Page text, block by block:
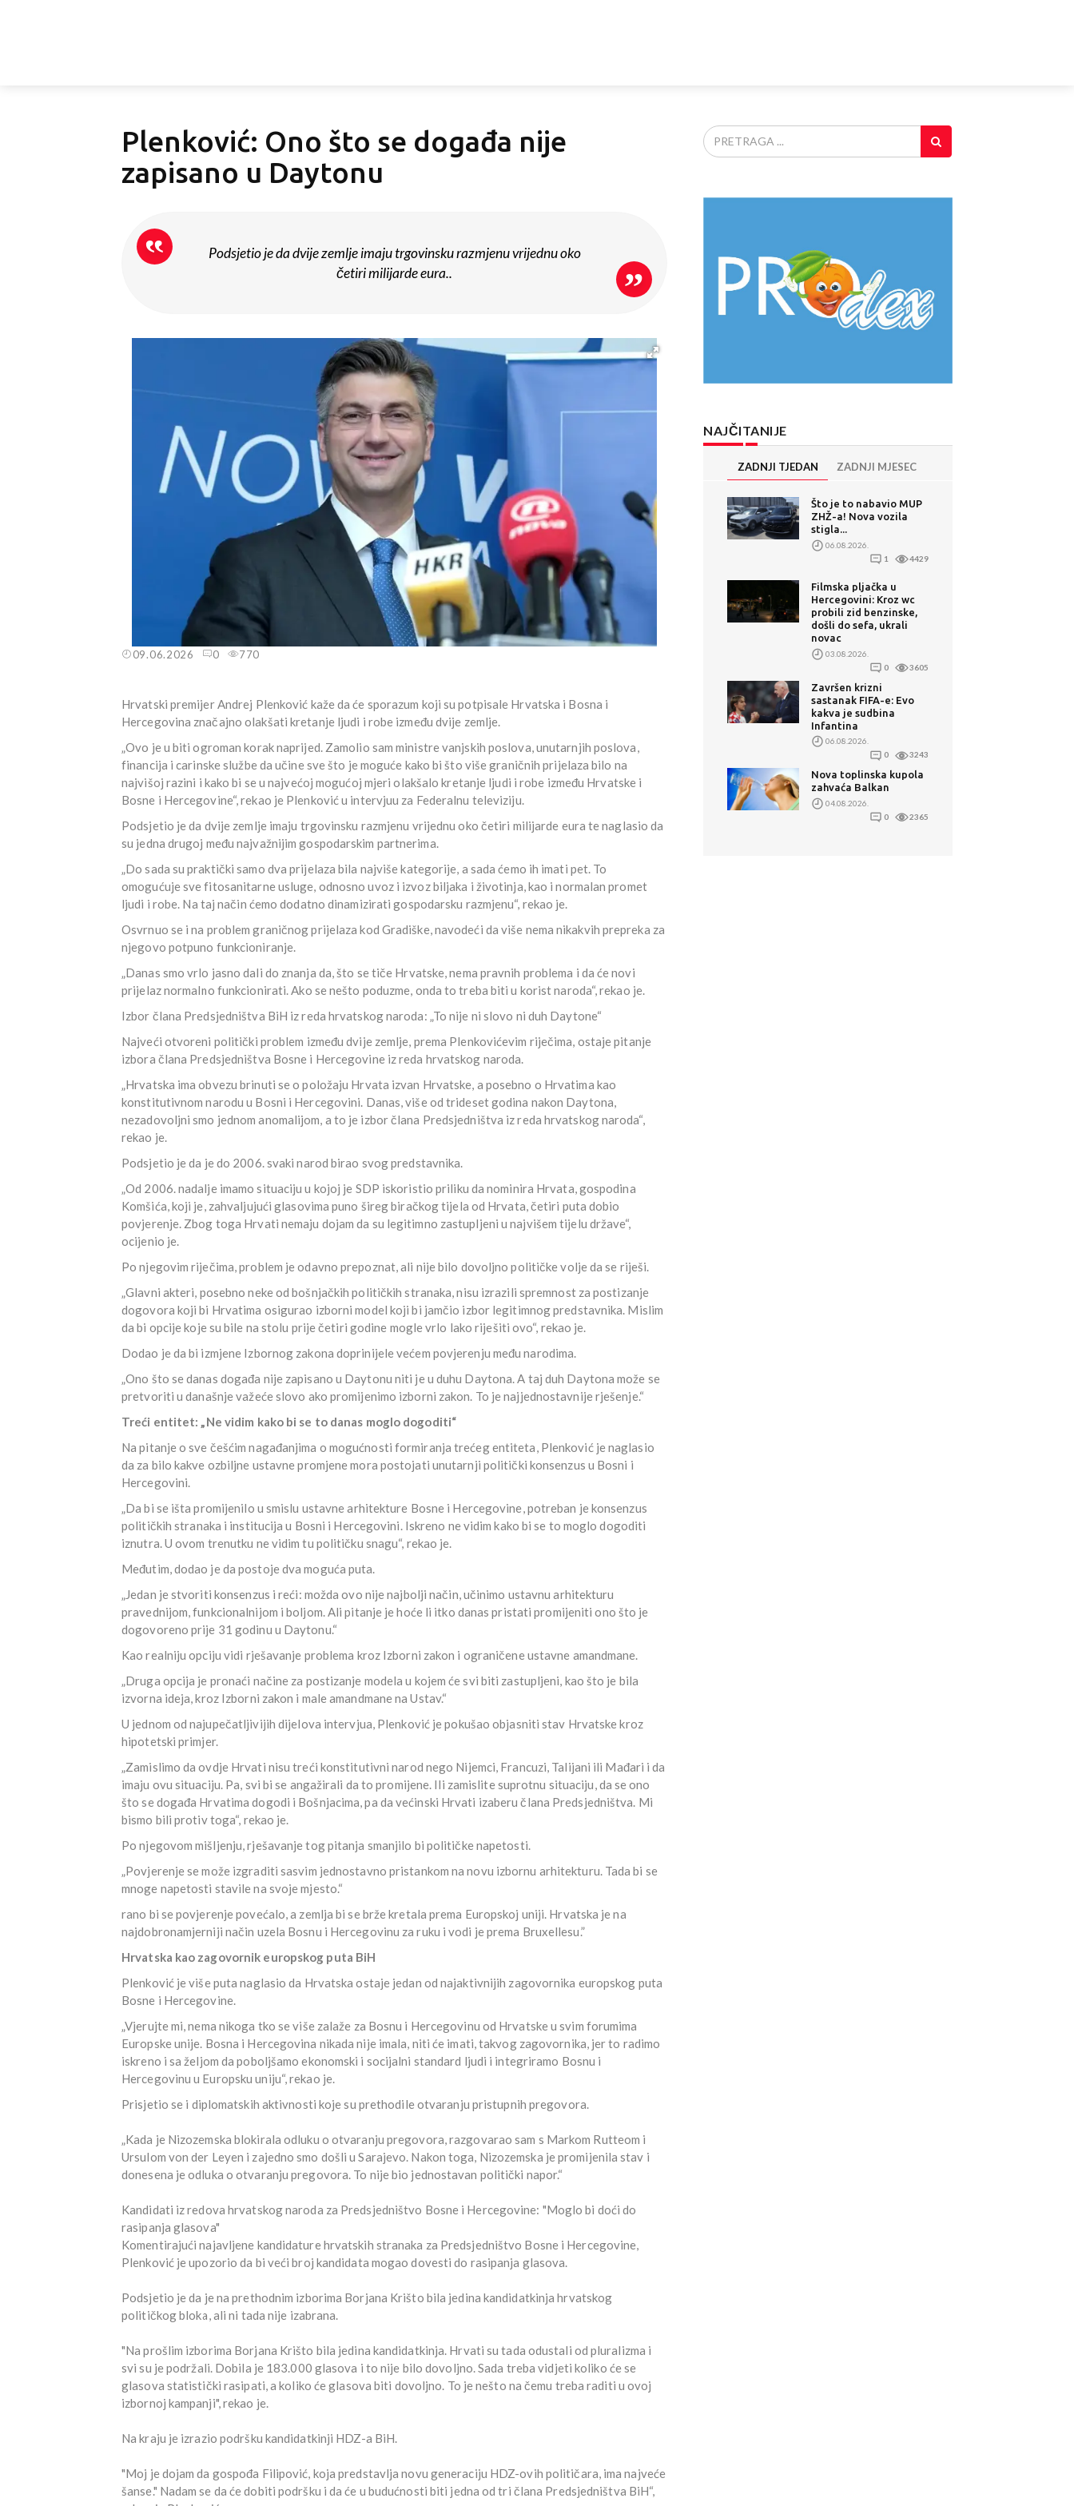
Plenković: Ono što se događa nije
zapisano u Daytonu
Podsjetio je da dvije zemlje imaju trgovinsku razmjenu vrijednu oko
četiri milijarde eura..
09.06.2026 0 770
Hrvatski premijer Andrej Plenković kaže da će sporazum koji su potpisale Hrvatska i Bosna i
Hercegovina značajno olakšati kretanje ljudi i robe između dvije zemlje.
„Ovo je u biti ogroman korak naprijed. Zamolio sam ministre vanjskih poslova, unutarnjih poslova,
financija i carinske službe da učine sve što je moguće kako bi što više graničnih prijelaza bilo na
najvišoj razini i kako bi se u najvećoj mogućoj mjeri olakšalo kretanje ljudi i robe između Hrvatske i
Bosne i Hercegovine“, rekao je Plenković u intervjuu za Federalnu televiziju.
Podsjetio je da dvije zemlje imaju trgovinsku razmjenu vrijednu oko četiri milijarde eura te naglasio da
su jedna drugoj među najvažnijim gospodarskim partnerima.
„Do sada su praktički samo dva prijelaza bila najviše kategorije, a sada ćemo ih imati pet. To
omogućuje sve fitosanitarne usluge, odnosno uvoz i izvoz biljaka i životinja, kao i normalan promet
ljudi i robe. Na taj način ćemo dodatno dinamizirati gospodarsku razmjenu“, rekao je.
Osvrnuo se i na problem graničnog prijelaza kod Gradiške, navodeći da više nema nikakvih prepreka za
njegovo potpuno funkcioniranje.
„Danas smo vrlo jasno dali do znanja da, što se tiče Hrvatske, nema pravnih problema i da će novi
prijelaz normalno funkcionirati. Ako se nešto poduzme, onda to treba biti u korist naroda“, rekao je.
Izbor člana Predsjedništva BiH iz reda hrvatskog naroda: „To nije ni slovo ni duh Daytone“
Najveći otvoreni politički problem između dvije zemlje, prema Plenkovićevim riječima, ostaje pitanje
izbora člana Predsjedništva Bosne i Hercegovine iz reda hrvatskog naroda.
„Hrvatska ima obvezu brinuti se o položaju Hrvata izvan Hrvatske, a posebno o Hrvatima kao
konstitutivnom narodu u Bosni i Hercegovini. Danas, više od trideset godina nakon Daytona,
nezadovoljni smo jednom anomalijom, a to je izbor člana Predsjedništva iz reda hrvatskog naroda“,
rekao je.
Podsjetio je da je do 2006. svaki narod birao svog predstavnika.
„Od 2006. nadalje imamo situaciju u kojoj je SDP iskoristio priliku da nominira Hrvata, gospodina
Komšića, koji je, zahvaljujući glasovima puno šireg biračkog tijela od Hrvata, četiri puta dobio
povjerenje. Zbog toga Hrvati nemaju dojam da su legitimno zastupljeni u najvišem tijelu države“,
ocijenio je.
Po njegovim riječima, problem je odavno prepoznat, ali nije bilo dovoljno političke volje da se riješi.
„Glavni akteri, posebno neke od bošnjačkih političkih stranaka, nisu izrazili spremnost za postizanje
dogovora koji bi Hrvatima osigurao izborni model koji bi jamčio izbor legitimnog predstavnika. Mislim
da bi opcije koje su bile na stolu prije četiri godine mogle vrlo lako riješiti ovo“, rekao je.
Dodao je da bi izmjene Izbornog zakona doprinijele većem povjerenju među narodima.
„Ono što se danas događa nije zapisano u Daytonu niti je u duhu Daytona. A taj duh Daytona može se
pretvoriti u današnje važeće slovo ako promijenimo izborni zakon. To je najjednostavnije rješenje.“
Treći entitet: „Ne vidim kako bi se to danas moglo dogoditi“
Na pitanje o sve češćim nagađanjima o mogućnosti formiranja trećeg entiteta, Plenković je naglasio
da za bilo kakve ozbiljne ustavne promjene mora postojati unutarnji politički konsenzus u Bosni i
Hercegovini.
„Da bi se išta promijenilo u smislu ustavne arhitekture Bosne i Hercegovine, potreban je konsenzus
političkih stranaka i institucija u Bosni i Hercegovini. Iskreno ne vidim kako bi se to moglo dogoditi
iznutra. U ovom trenutku ne vidim tu političku snagu“, rekao je.
Međutim, dodao je da postoje dva moguća puta.
„Jedan je stvoriti konsenzus i reći: možda ovo nije najbolji način, učinimo ustavnu arhitekturu
pravednijom, funkcionalnijom i boljom. Ali pitanje je hoće li itko danas pristati promijeniti ono što je
dogovoreno prije 31 godinu u Daytonu.“
Kao realniju opciju vidi rješavanje problema kroz Izborni zakon i ograničene ustavne amandmane.
„Druga opcija je pronaći načine za postizanje modela u kojem će svi biti zastupljeni, kao što je bila
izvorna ideja, kroz Izborni zakon i male amandmane na Ustav.“
U jednom od najupečatljivijih dijelova intervjua, Plenković je pokušao objasniti stav Hrvatske kroz
hipotetski primjer.
„Zamislimo da ovdje Hrvati nisu treći konstitutivni narod nego Nijemci, Francuzi, Talijani ili Mađari i da
imaju ovu situaciju. Pa, svi bi se angažirali da to promijene. Ili zamislite suprotnu situaciju, da se ono
što se događa Hrvatima dogodi i Bošnjacima, pa da većinski Hrvati izaberu člana Predsjedništva. Mi
bismo bili protiv toga“, rekao je.
Po njegovom mišljenju, rješavanje tog pitanja smanjilo bi političke napetosti.
„Povjerenje se može izgraditi sasvim jednostavno pristankom na novu izbornu arhitekturu. Tada bi se
mnoge napetosti stavile na svoje mjesto.“
rano bi se povjerenje povećalo, a zemlja bi se brže kretala prema Europskoj uniji. Hrvatska je na
najdobronamjerniji način uzela Bosnu i Hercegovinu za ruku i vodi je prema Bruxellesu.”
Hrvatska kao zagovornik europskog puta BiH
Plenković je više puta naglasio da Hrvatska ostaje jedan od najaktivnijih zagovornika europskog puta
Bosne i Hercegovine.
„Vjerujte mi, nema nikoga tko se više zalaže za Bosnu i Hercegovinu od Hrvatske u svim forumima
Europske unije. Bosna i Hercegovina nikada nije imala, niti će imati, takvog zagovornika, jer to radimo
iskreno i sa željom da poboljšamo ekonomski i socijalni standard ljudi i integriramo Bosnu i
Hercegovinu u Europsku uniju“, rekao je.
Prisjetio se i diplomatskih aktivnosti koje su prethodile otvaranju pristupnih pregovora.
„Kada je Nizozemska blokirala odluku o otvaranju pregovora, razgovarao sam s Markom Rutteom i
Ursulom von der Leyen i zajedno smo došli u Sarajevo. Nakon toga, Nizozemska je promijenila stav i
donesena je odluka o otvaranju pregovora. To nije bio jednostavan politički napor.“
Kandidati iz redova hrvatskog naroda za Predsjedništvo Bosne i Hercegovine: "Moglo bi doći do
rasipanja glasova"
Komentirajući najavljene kandidature hrvatskih stranaka za Predsjedništvo Bosne i Hercegovine,
Plenković je upozorio da bi veći broj kandidata mogao dovesti do rasipanja glasova.
Podsjetio je da je na prethodnim izborima Borjana Krišto bila jedina kandidatkinja hrvatskog
političkog bloka, ali ni tada nije izabrana.
"Na prošlim izborima Borjana Krišto bila jedina kandidatkinja. Hrvati su tada odustali od pluralizma i
svi su je podržali. Dobila je 183.000 glasova i to nije bilo dovoljno. Sada treba vidjeti koliko će se
glasova statistički rasipati, a koliko će glasova biti dovoljno. To je nešto na čemu treba raditi u ovoj
izbornoj kampanji", rekao je.
Na kraju je izrazio podršku kandidatkinji HDZ-a BiH.
"Moj je dojam da gospođa Filipović, koja predstavlja novu generaciju HDZ-ovih političara, ima najveće
šanse." Nadam se da će dobiti podršku i da će u budućnosti biti jedna od tri člana Predsjedništva BiH“,
NAJČITANIJE
ZADNJI TJEDAN ZADNJI MJESEC
Što je to nabavio MUP
ZHŽ-a! Nova vozila
stigla...
06.08.2026.
1
4429
Filmska pljačka u
Hercegovini: Kroz wc
probili zid benzinske,
došli do sefa, ukrali
novac
03.08.2026.
0
3605
Završen krizni
sastanak FIFA-e: Evo
kakva je sudbina
Infantina
06.08.2026.
0
3243
Nova toplinska kupola
zahvaća Balkan
04.08.2026.
0
2365